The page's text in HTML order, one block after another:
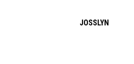
JOSSLYN